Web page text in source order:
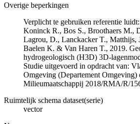
Overige beperkingen
Verplicht te gebruiken referentie
Koninck R., Bos S., Broothaers M.,
Lagrou, D., Lanckacker T., Matthijs,
Baelen K. & Van Haren T., 2019.
hydrogeologisch (H3D) 3D-
Studie uitgevoerd in opdracht van:
Omgeving (Departement Omgeving)
Milieumaatschappij 2018/RMA/R/
Ruimtelijk schema dataset(serie)
vector